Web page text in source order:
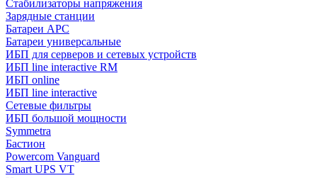
Стабилизаторы напряжения
Зарядные станции
Батареи APC
Батареи универсальные
ИБП для серверов и сетевых устройств
ИБП line interactive RM
ИБП online
ИБП linе interactive
Сетевые фильтры
ИБП большой мощности
Symmetra
Бастион
Powercom Vanguard
Smart UPS VT